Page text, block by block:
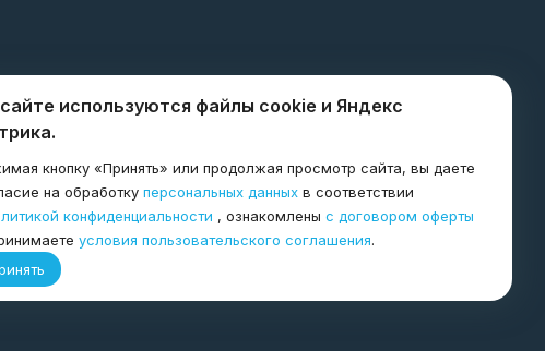
Нижний Тагил
656067 Алтайский край г.
Барнаул, ул. Балтийская
используются файлы cookie и Яндекс
кнопку «Принять» или продолжая просмотр сайта, вы даете
на обработку персональных данных в соответствии
конфиденциальности , ознакомлены с договором оферты
условия пользовательского соглашения.